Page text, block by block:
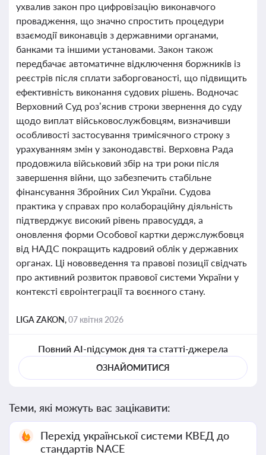
ухвалив закон про цифровізацію виконавчого
провадження, що значно спростить процедури
взаємодії виконавців з державними органами,
банками та іншими установами. Закон також
передбачає автоматичне відключення боржників із
реєстрів після сплати заборгованості, що підвищить
ефективність виконання судових рішень. Водночас
Верховний Суд роз’яснив строки звернення до суду
щодо виплат військовослужбовцям, визначивши
особливості застосування тримісячного строку з
урахуванням змін у законодавстві. Верховна Рада
продовжила військовий збір на три роки після
завершення війни, що забезпечить стабільне
фінансування Збройних Сил України. Судова
практика у справах про колабораційну діяльність
підтверджує високий рівень правосуддя, а
оновлення форми Особової картки держслужбовця
від НАДС покращить кадровий облік у державних
органах. Ці нововведення та правові позиції свідчать
про активний розвиток правової системи України у
контексті євроінтеграції та воєнного стану.
LIGA ZAKON,07 квітня 2026
Повний AI-підсумок дня та статті-джерела
ОЗНАЙОМИТИСЯ
Теми, які можуть вас зацікавити:
Перехід української системи КВЕД до
стандартів NACE